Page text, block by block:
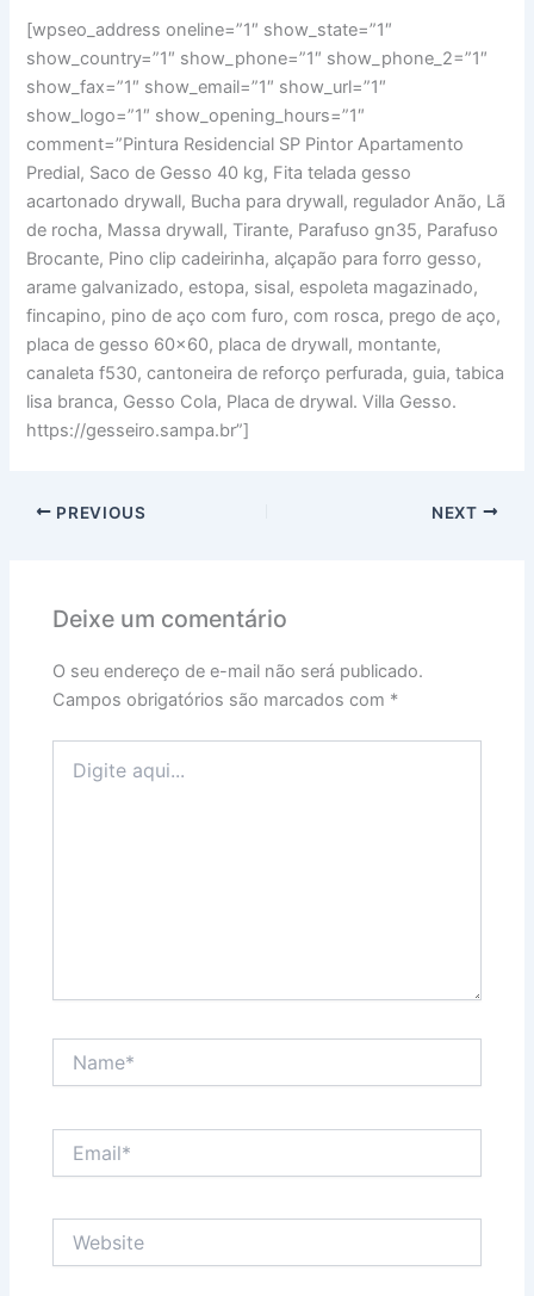
[wpseo_address oneline=”1″ show_state=”1″
show_country=”1″ show_phone=”1″ show_phone_2=”1″
show_fax=”1″ show_email=”1″ show_url=”1″
show_logo=”1″ show_opening_hours=”1″
comment=”Pintura Residencial SP Pintor Apartamento
Predial, Saco de Gesso 40 kg, Fita telada gesso
acartonado drywall, Bucha para drywall, regulador Anão, Lã
de rocha, Massa drywall, Tirante, Parafuso gn35, Parafuso
Brocante, Pino clip cadeirinha, alçapão para forro gesso,
arame galvanizado, estopa, sisal, espoleta magazinado,
fincapino, pino de aço com furo, com rosca, prego de aço,
placa de gesso 60×60, placa de drywall, montante,
canaleta f530, cantoneira de reforço perfurada, guia, tabica
lisa branca, Gesso Cola, Placa de drywal. Villa Gesso.
https://gesseiro.sampa.br”]
PREVIOUS NEXT
Deixe um comentário
O seu endereço de e-mail não será publicado.
Campos obrigatórios são marcados com *
aqui...